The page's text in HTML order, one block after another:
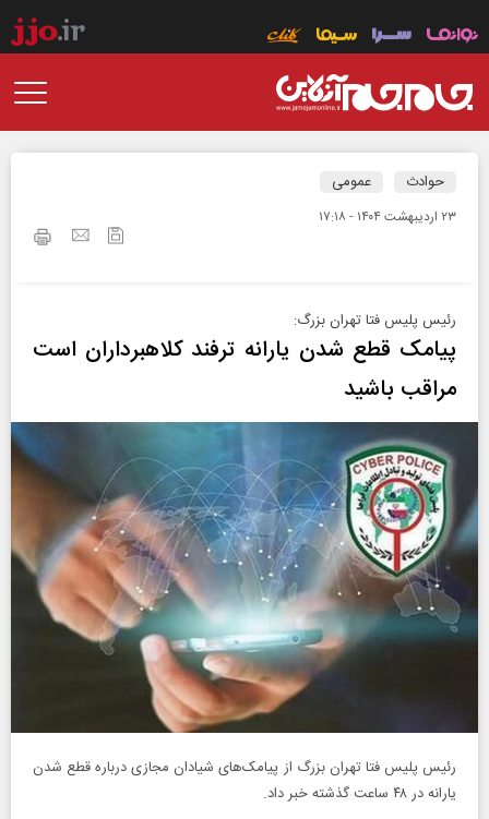
حوادث عمومی
۲۳ ارديبهشت ۱۴۰۴ - ۱۷:۱۸
رئیس پلیس فتا تهران بزرگ:
پیامک قطع شدن یارانه ترفند کلاهبرداران است
مراقب باشید
رئیس پلیس فتا تهران بزرگ از پیامک‌های شیادان مجازی درباره قطع شدن
یارانه در ۴۸ ساعت گذشته خبر داد.